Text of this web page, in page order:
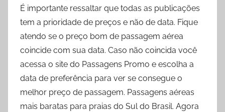
É importante ressaltar que todas as publicações
tem a prioridade de preços e não de data. Fique
atendo se o preço bom de passagem aérea
coincide com sua data. Caso não coincida você
acessa o site do Passagens Promo e escolha a
data de preferência para ver se consegue o
melhor preço de passagem. Passagens aéreas
mais baratas para praias do Sul do Brasil. Agora